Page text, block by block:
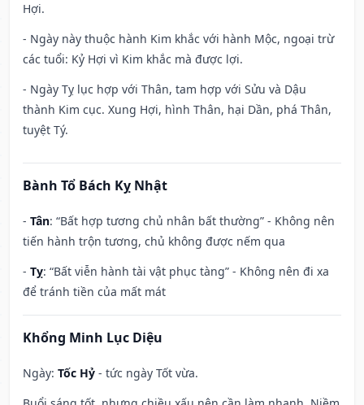
Hợi.
- Ngày này thuộc hành Kim khắc với hành Mộc, ngoại trừ
các tuổi: Kỷ Hợi vì Kim khắc mà được lợi.
- Ngày Tỵ lục hợp với Thân, tam hợp với Sửu và Dậu
thành Kim cục. Xung Hợi, hình Thân, hại Dần, phá Thân,
tuyệt Tý.
Bành Tổ Bách Kỵ Nhật
- Tân: “Bất hợp tương chủ nhân bất thường” - Không nên
tiến hành trộn tương, chủ không được nếm qua
- Tỵ: “Bất viễn hành tài vật phục tàng” - Không nên đi xa
để tránh tiền của mất mát
Khổng Minh Lục Diệu
Ngày: Tốc Hỷ - tức ngày Tốt vừa.